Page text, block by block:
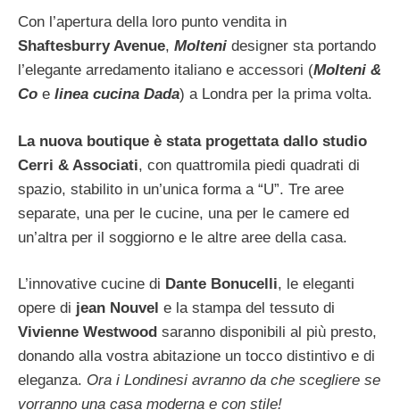
Con l’apertura della loro punto vendita in
Shaftesburry Avenue, Molteni designer sta portando
l’elegante arredamento italiano e accessori (Molteni &
Co e linea cucina Dada) a Londra per la prima volta.
La nuova boutique è stata progettata dallo studio
Cerri & Associati, con quattromila piedi quadrati di
spazio, stabilito in un’unica forma a “U”. Tre aree
separate, una per le cucine, una per le camere ed
un’altra per il soggiorno e le altre aree della casa.
L’innovative cucine di Dante Bonucelli, le eleganti
opere di jean Nouvel e la stampa del tessuto di
Vivienne Westwood saranno disponibili al più presto,
donando alla vostra abitazione un tocco distintivo e di
eleganza. Ora i Londinesi avranno da che scegliere se
vorranno una casa moderna e con stile!